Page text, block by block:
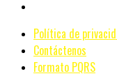
Política de
Contáctenos
Formato PQRS